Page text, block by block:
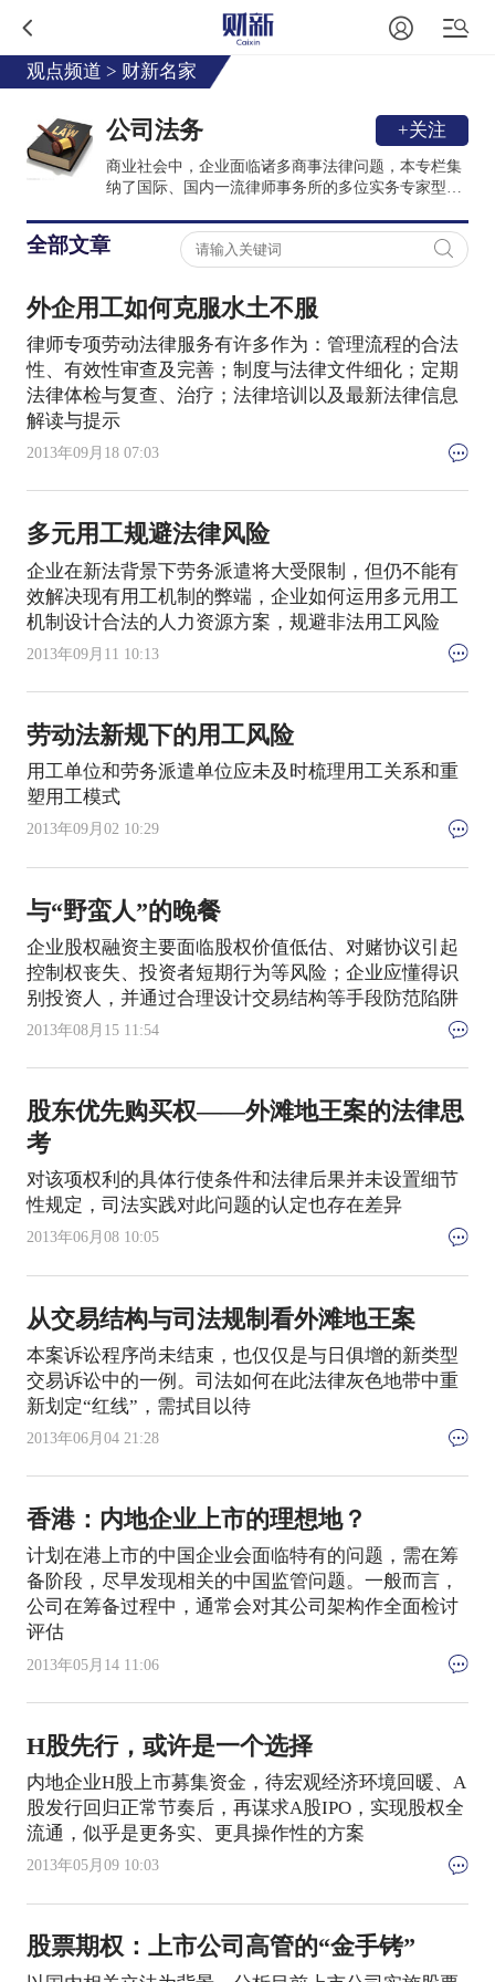
观点频道 > 财新名家
公司法务 +关注
商业社会中，企业面临诸多商事法律问题，本专栏集
纳了国际、国内一流律师事务所的多位实务专家型律
资、银行金融、房地产和基础设施工程、争议解决、
能源环境、劳动法、税法、国际贸易等诸多法律实务
领域，发表真知灼见。
全部文章
外企用工如何克服水土不服
律师专项劳动法律服务有许多作为：管理流程的合法
性、有效性审查及完善；制度与法律文件细化；定期
法律体检与复查、治疗；法律培训以及最新法律信息
解读与提示
2013年09月18 07:03
多元用工规避法律风险
企业在新法背景下劳务派遣将大受限制，但仍不能有
效解决现有用工机制的弊端，企业如何运用多元用工
机制设计合法的人力资源方案，规避非法用工风险
2013年09月11 10:13
劳动法新规下的用工风险
用工单位和劳务派遣单位应未及时梳理用工关系和重
塑用工模式
2013年09月02 10:29
与“野蛮人”的晚餐
企业股权融资主要面临股权价值低估、对赌协议引起
控制权丧失、投资者短期行为等风险；企业应懂得识
别投资人，并通过合理设计交易结构等手段防范陷阱
2013年08月15 11:54
股东优先购买权——外滩地王案的法律思
考
对该项权利的具体行使条件和法律后果并未设置细节
性规定，司法实践对此问题的认定也存在差异
2013年06月08 10:05
从交易结构与司法规制看外滩地王案
本案诉讼程序尚未结束，也仅仅是与日俱增的新类型
交易诉讼中的一例。司法如何在此法律灰色地带中重
新划定“红线”，需拭目以待
2013年06月04 21:28
香港：内地企业上市的理想地？
计划在港上市的中国企业会面临特有的问题，需在筹
备阶段，尽早发现相关的中国监管问题。一般而言，
公司在筹备过程中，通常会对其公司架构作全面检讨
评估
2013年05月14 11:06
H股先行，或许是一个选择
内地企业H股上市募集资金，待宏观经济环境回暖、A
股发行回归正常节奏后，再谋求A股IPO，实现股权全
流通，似乎是更务实、更具操作性的方案
2013年05月09 10:03
股票期权：上市公司高管的“金手铐”